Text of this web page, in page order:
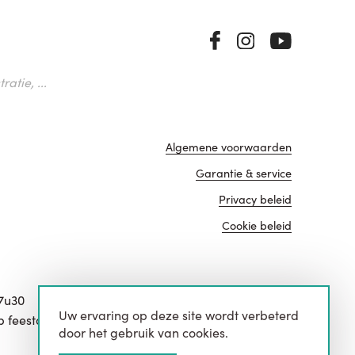
...
feestdagen.
Algemene voorwaarden
Garantie & service
Privacy beleid
Cookie beleid
website door
Uw ervaring op deze site wordt verbeterd
door het gebruik van cookies.